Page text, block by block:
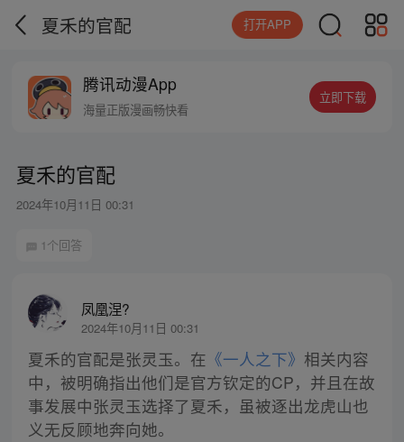
夏禾的官配 打开APP
腾讯动漫App
海量正版漫画畅快看
立即下载
夏禾的官配
2024年10月11日 00:31
1个回答
凤凰涅?
2024年10月11日 00:31
夏禾的官配是张灵玉。在 《一人之下》 相关内容
中，被明确指出他们是官方钦定的CP，并且在故
事发展中张灵玉选择了夏禾，虽被逐出龙虎山也
义无反顾地奔向她。